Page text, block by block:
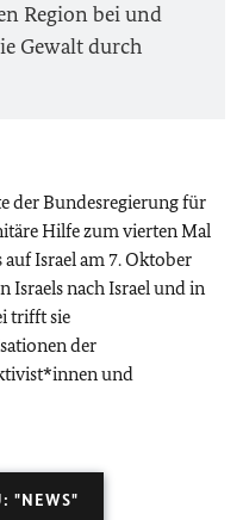
Region bei und
Gewalt durch
der Bundesregierung für
Hilfe zum vierten Mal
Israel am 7. Oktober
Israels nach Israel und in
trifft sie
der
und
"NEWS"